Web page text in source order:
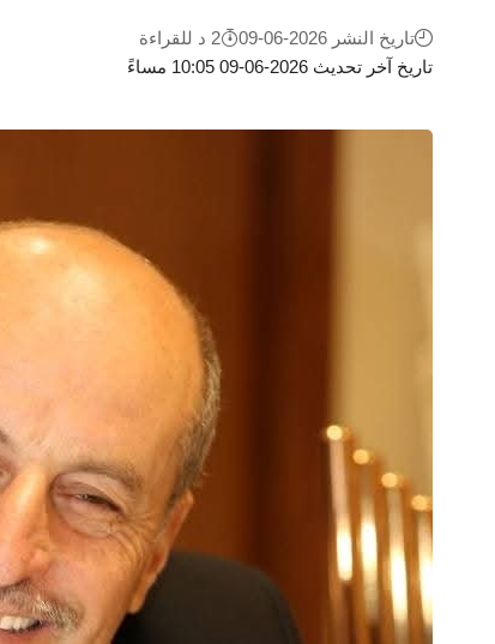
تاريخ آخر تحديث 2026-06-09 10:05 مساءً
تاريخ النشر 2026-06-09 2 د للقراءة